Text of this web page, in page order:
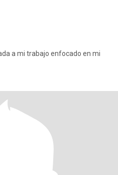
a mi trabajo enfocado en mi